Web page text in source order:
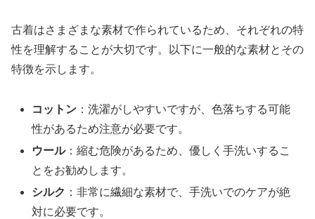
古着はさまざまな素材で作られているため、それぞれの特
性を理解することが大切です。以下に一般的な素材とその
特徴を示します。
コットン ：洗濯がしやすいですが、色落ちする可能
性があるため注意が必要です。
ウール：縮む危険があるため、優しく手洗いするこ
とをお勧めします。
シルク ：非常に繊細な素材で、手洗いでのケアが絶
対に必要です。